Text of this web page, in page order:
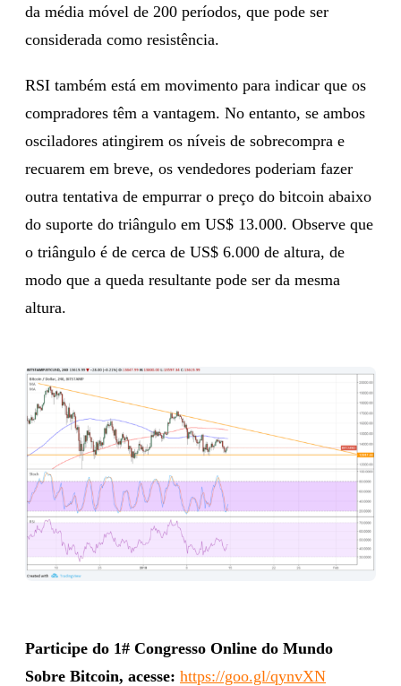
da média móvel de 200 períodos, que pode ser
considerada como resistência.
RSI também está em movimento para indicar que os
compradores têm a vantagem. No entanto, se ambos
osciladores atingirem os níveis de sobrecompra e
recuarem em breve, os vendedores poderiam fazer
outra tentativa de empurrar o preço do bitcoin abaixo
do suporte do triângulo em US$ 13.000. Observe que
o triângulo é de cerca de US$ 6.000 de altura, de
modo que a queda resultante pode ser da mesma
altura.
Participe do 1# Congresso Online do Mundo
Sobre Bitcoin, acesse: https://goo.gl/qynvXN